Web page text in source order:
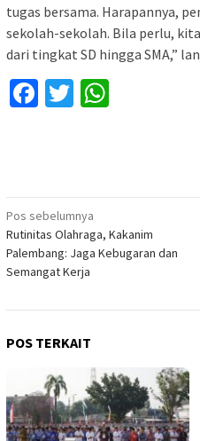
tugas bersama. Harapannya,
sekolah-sekolah. Bila perlu,
dari tingkat SD hingga SMA,”
Facebook
Twitter
Navigasi
pos
Pos sebelumnya
Rutinitas Olahraga, Kakanim
Palembang: Jaga Kebugaran dan
Semangat Kerja
POS TERKAIT